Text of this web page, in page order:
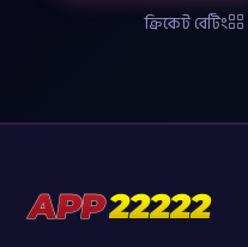
ক্রিকেট বেটিং